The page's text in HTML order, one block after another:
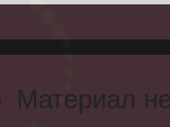
Материал